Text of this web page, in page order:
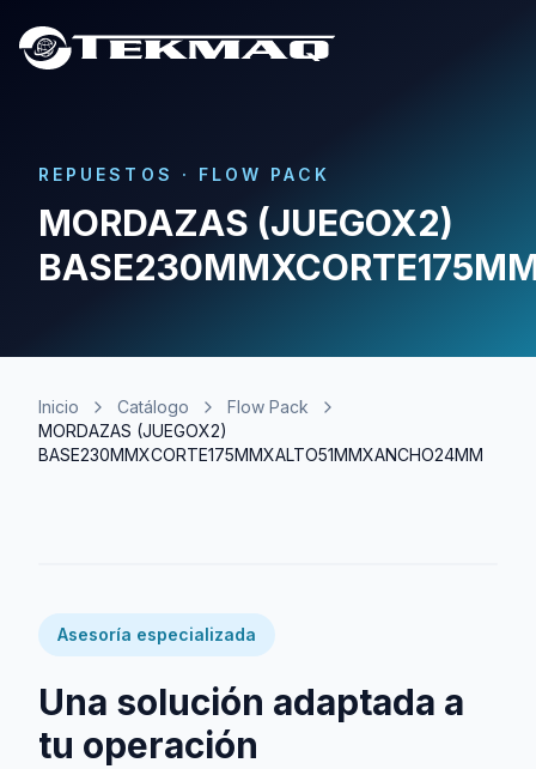
REPUESTOS · FLOW PACK
MORDAZAS (JUEGOX2)
Inicio Catálogo
Flow Pack
MORDAZAS (JUEGOX2)
BASE230MMXCORTE175MMXALTO51MMXANCHO24MM
Asesoría especializada
Una solución adaptada a
tu operación